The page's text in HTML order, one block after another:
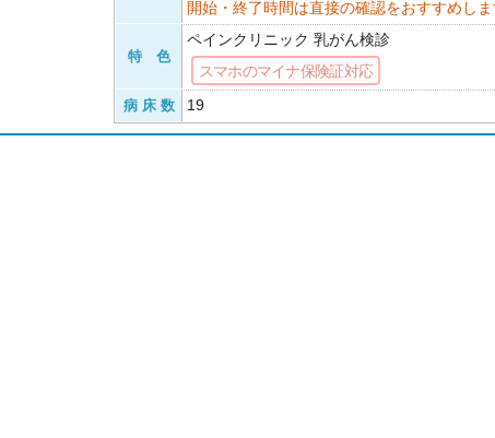
開始・終了時間は直接の確認をおすすめしま
特 色
ペインクリニック 乳がん検診
スマホのマイナ保険証対応
病 床 数 19